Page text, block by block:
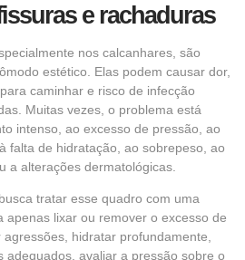
e rachaduras
nos calcanhares, são
estético. Elas podem causar dor,
caminhar e risco de infecção
Muitas vezes, o problema está
intenso, ao excesso de pressão, ao
falta de hidratação, ao sobrepeso, ao
a alterações dermatológicas.
tratar esse quadro com uma
apenas lixar ou remover o excesso de
hidratar profundamente,
adequados, avaliar a pressão sobre o